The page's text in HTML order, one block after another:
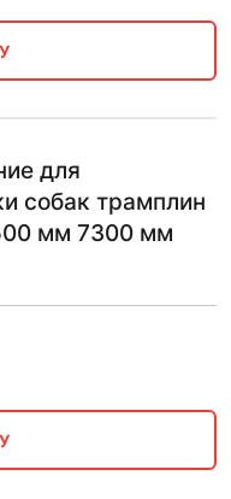
для
собак трамплин
мм 7300 мм